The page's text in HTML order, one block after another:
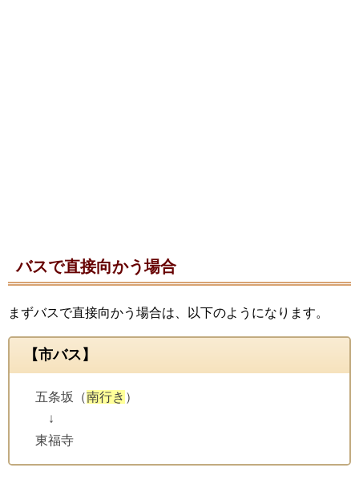
バスで直接向かう場合
まずバスで直接向かう場合は、以下のようになります。
【市バス】
五条坂（南行き ）
↓
東福寺